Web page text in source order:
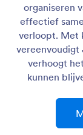
organiseren
effectief
verloopt. Met
vereenvoudigt
verhoogt
kunnen